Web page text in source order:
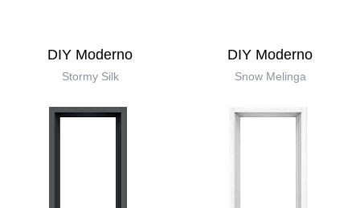
DIY Moderno
Stormy Silk
DIY Moderno
Snow Melinga